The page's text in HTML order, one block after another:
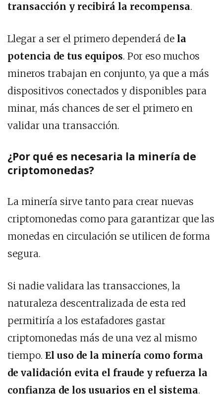
transacción y recibirá la recompensa.
Llegar a ser el primero dependerá de la
potencia de tus equipos. Por eso muchos
mineros trabajan en conjunto, ya que a más
dispositivos conectados y disponibles para
minar, más chances de ser el primero en
validar una transacción.
¿Por qué es necesaria la minería de
criptomonedas?
La minería sirve tanto para crear nuevas
criptomonedas como para garantizar que las
monedas en circulación se utilicen de forma
segura.
Si nadie validara las transacciones, la
naturaleza descentralizada de esta red
permitiría a los estafadores gastar
criptomonedas más de una vez al mismo
tiempo. El uso de la minería como forma
de validación evita el fraude y refuerza la
confianza de los usuarios en el sistema.